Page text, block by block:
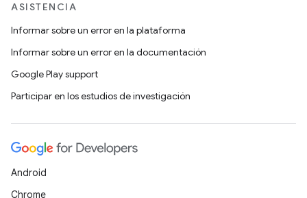
ASISTENCIA
Informar sobre un error en la plataforma
Informar sobre un error en la documentación
Google Play support
Participar en los estudios de investigación
Android
Chrome